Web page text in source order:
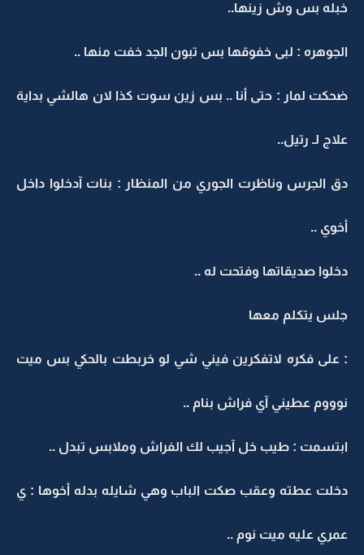
خبله بس وش زينها..
الجوهره : لبى خفوقها بس تبون الجد خفت منها ..
ضحكت لمار : حتى أنا .. بس زين سوت كذا لان هالشي بداية
علاج لـ رتيل..
دق الجرس وناظرت الجوري من المنظار : بنات آدخلوا داخل
أخوي ..
دخلوا صديقاتها وفتحت له ..
جلس يتكلم معها
: على فكره لاتفكرين فيني شي لو خربطت بالحكي بس ميت
نوووم عطيني آي فراش بنام ..
ابتسمت : طيب خل آجيب لك الفراش وملابس تبدل ..
دخلت عطته وعقب صكت الباب وهي شايله بدله أخوها : ي
عمري عليه ميت نوم ..